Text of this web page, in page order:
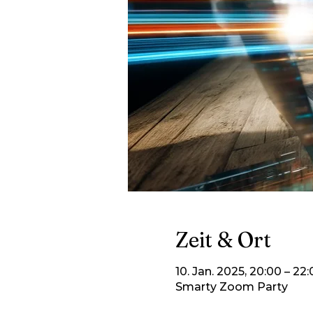
Zeit & Ort
10. Jan. 2025, 20:00 –
Smarty Zoom Party